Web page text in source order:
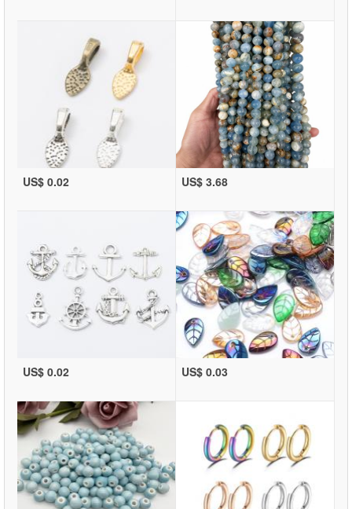
US$ 0.02 US$ 3.68
US$ 0.02 US$ 0.03